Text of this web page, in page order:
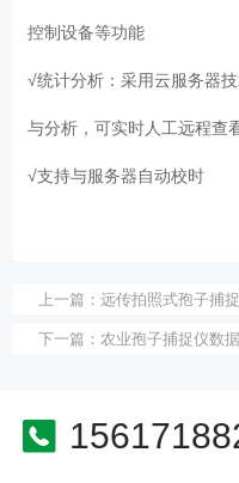
控制设备等功能
√统计分析：采用云服务器
与分析，可实时人工远程查
√支持与服务器自动校时
上一篇： 远传拍照式孢子捕
下一篇： 农业孢子捕捉仪数